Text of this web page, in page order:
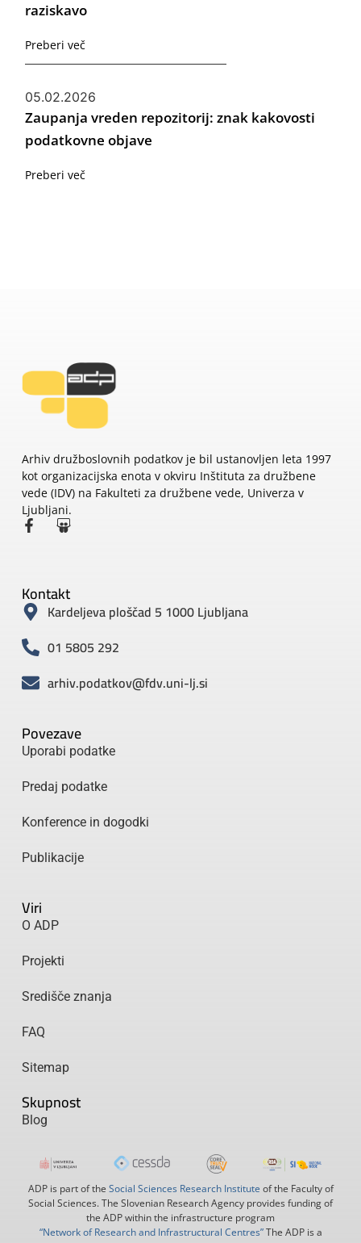
raziskavo
Preberi več
05.02.2026
Zaupanja vreden repozitorij: znak kakovosti
podatkovne objave
Preberi več
Arhiv družboslovnih podatkov je bil ustanovljen leta 1997
kot organizacijska enota v okviru Inštituta za družbene
vede (IDV) na Fakulteti za družbene vede, Univerza v
Ljubljani.
Povezave
Uporabi podatke
Predaj podatke
Konference in dogodki
Publikacije
Viri
O ADP
Projekti
Središče znanja
FAQ
Sitemap
Skupnost
Blog
Kontakt
Kardeljeva ploščad 5 1000 Ljubljana
01 5805 292
arhiv.podatkov@fdv.uni-lj.si
ADP is part of the Social Sciences Research Institute of the Faculty of
Social Sciences. The Slovenian Research Agency provides funding of
the ADP within the infrastructure program
“Network of Research and Infrastructural Centres”The ADP is a